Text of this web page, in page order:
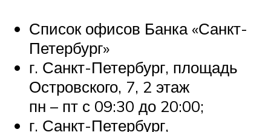
Список офисов Банка «Санкт-
Петербург»
г. Санкт-Петербург, площадь
Островского, 7, 2 этаж
пн – пт с 09:30 до 20:00;
г. Санкт-Петербург,